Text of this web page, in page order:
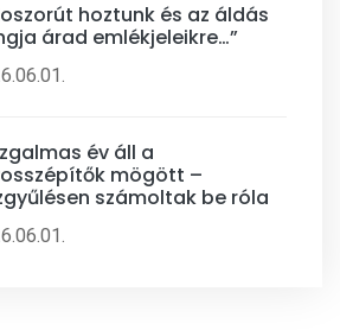
hoztunk és az áldás
árad emlékjeleikre…”
év áll a
mögött –
számoltak be róla